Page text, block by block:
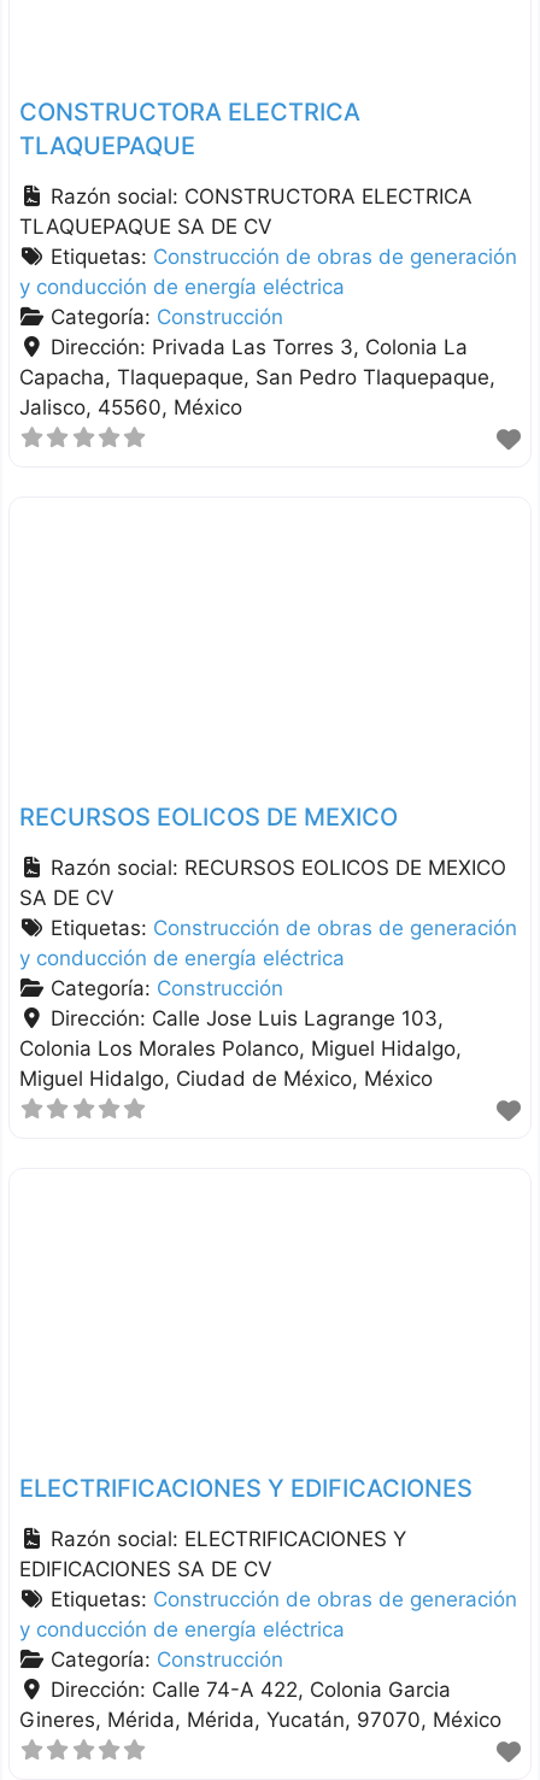
CONSTRUCTORA ELECTRICA
TLAQUEPAQUE
Razón social: CONSTRUCTORA ELECTRICA
TLAQUEPAQUE SA DE CV
Etiquetas: Construcción de obras de generación
y conducción de energía eléctrica
Categoría: Construcción
Dirección: Privada Las Torres 3, Colonia La
Capacha, Tlaquepaque San Pedro Tlaquepaque
Jalisco 45560 México
RECURSOS EOLICOS DE MEXICO
Razón social: RECURSOS EOLICOS DE MEXICO
SA DE CV
Etiquetas: Construcción de obras de generación
y conducción de energía eléctrica
Categoría: Construcción
Dirección: Calle Jose Luis Lagrange 103,
Colonia Los Morales Polanco, Miguel Hidalgo
Miguel Hidalgo Ciudad de México México
ELECTRIFICACIONES Y EDIFICACIONES
Razón social: ELECTRIFICACIONES Y
EDIFICACIONES SA DE CV
Etiquetas: Construcción de obras de generación
y conducción de energía eléctrica
Categoría: Construcción
Dirección: Calle 74-A 422, Colonia Garcia
Gineres, Mérida Mérida Yucatán 97070 México